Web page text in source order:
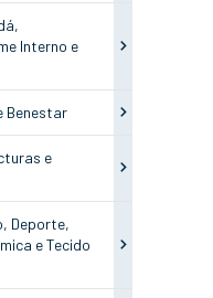
Interno e
Benestar
e
Deporte,
e Tecido